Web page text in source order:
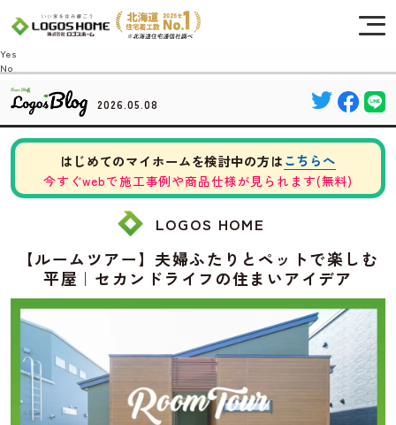
2026.05.08
はじめてのマイホームを検討中の方はこちらへ
今すぐwebで施工事例や商品仕様が見られます(無料)
LOGOS HOME
【ルームツアー】夫婦ふたりとペットで楽しむ
平屋｜セカンドライフの住まいアイデア
Cookie を使用して、お客様の活動を追跡してもよろしいですか? 当社ではお客様の
プライバシーを極めて重視しています。詳細について、およびご質問がある場合
は、当社のプライバシーポリシーをご覧ください。
Yes
No